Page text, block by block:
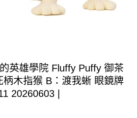
英雄學院 Fluffy Puffy 御茶
柄木指猴 B：渡我蜥 眼鏡牌
20260603 |